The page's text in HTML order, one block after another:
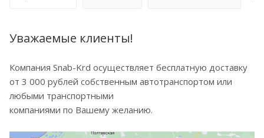
Уважаемые клиенты!
Компания Snab-Krd осуществляет бесплатную доставку
от 3 000 рублей собственным автотранспортом или
любыми транспортными
компаниями по Вашему желанию.